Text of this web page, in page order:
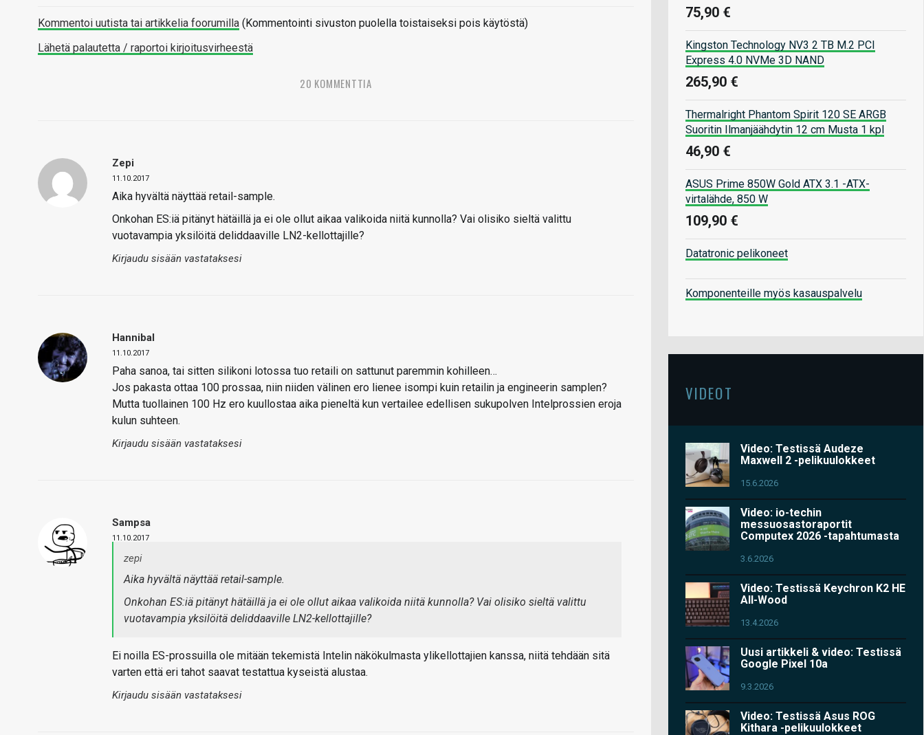
Kommentoi uutista tai artikkelia foorumilla (Kommentointi sivuston puolella toistaiseksi pois käytöstä)
Lähetä palautetta / raportoi kirjoitusvirheestä
20 KOMMENTTIA
Zepi
11.10.2017
Aika hyvältä näyttää retail-sample.
Onkohan ES:iä pitänyt hätäillä ja ei ole ollut aikaa valikoida niitä kunnolla? Vai olisiko sieltä valittu
vuotavampia yksilöitä deliddaaville LN2-kellottajille?
Kirjaudu sisään vastataksesi
Hannibal
11.10.2017
Paha sanoa, tai sitten silikoni lotossa tuo retaili on sattunut paremmin kohilleen…
Jos pakasta ottaa 100 prossaa, niin niiden välinen ero lienee isompi kuin retailin ja engineerin samplen?
Mutta tuollainen 100 Hz ero kuullostaa aika pieneltä kun vertailee edellisen sukupolven Intelprossien eroja
kulun suhteen.
Kirjaudu sisään vastataksesi
Sampsa
11.10.2017
zepi
Aika hyvältä näyttää retail-sample.
Onkohan ES:iä pitänyt hätäillä ja ei ole ollut aikaa valikoida niitä kunnolla? Vai olisiko sieltä valittu
vuotavampia yksilöitä deliddaaville LN2-kellottajille?
Ei noilla ES-prossuilla ole mitään tekemistä Intelin näkökulmasta ylikellottajien kanssa, niitä tehdään sitä
varten että eri tahot saavat testattua kyseistä alustaa.
Kirjaudu sisään vastataksesi
75,90 €
Kingston Technology NV3 2 TB M.2 PCI
Express 4.0 NVMe 3D NAND
265,90 €
Thermalright Phantom Spirit 120 SE ARGB
Suoritin Ilmanjäähdytin 12 cm Musta 1 kpl
46,90 €
ASUS Prime 850W Gold ATX 3.1 -ATX-
virtalähde, 850 W
109,90 €
Datatronic pelikoneet
Komponenteille myös kasauspalvelu
VIDEOT
Video: Testissä Audeze
Maxwell 2 -pelikuulokkeet
15.6.2026
Video: io-techin
messuosastoraportit
Computex 2026 -tapahtumasta
3.6.2026
Video: Testissä Keychron K2 HE
All-Wood
13.4.2026
Uusi artikkeli & video: Testissä
Google Pixel 10a
9.3.2026
Video: Testissä Asus ROG
Kithara -pelikuulokkeet